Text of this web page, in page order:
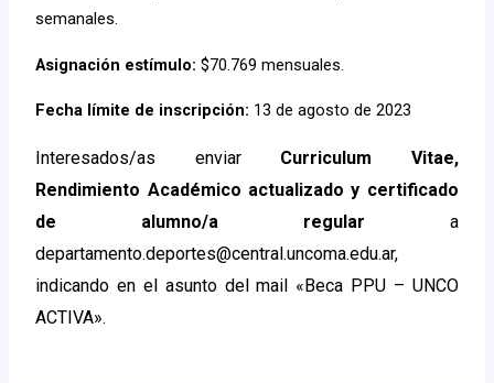
semanales.
Asignación estímulo: $70.769 mensuales.
Fecha límite de inscripción: 13 de agosto de 2023
Interesados/as enviar Curriculum Vitae,
Rendimiento Académico actualizado y certificado
de alumno/a regular a
departamento.deportes@central.uncoma.edu.ar,
indicando en el asunto del mail «Beca PPU – UNCO
ACTIVA».